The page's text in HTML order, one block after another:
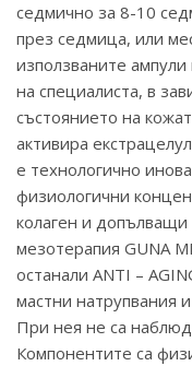
седмично за 8-10
през седмица, или
използваните
на специалиста, в
състоянието на
активира
е технологично
физиологични
колаген и допълващи
мезотерапия GUNA
останали ANTI –
мастни натрупвания
При нея не са
Компонентите са